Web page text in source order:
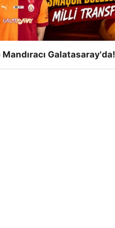
Mandıracı Galatasaray'da!